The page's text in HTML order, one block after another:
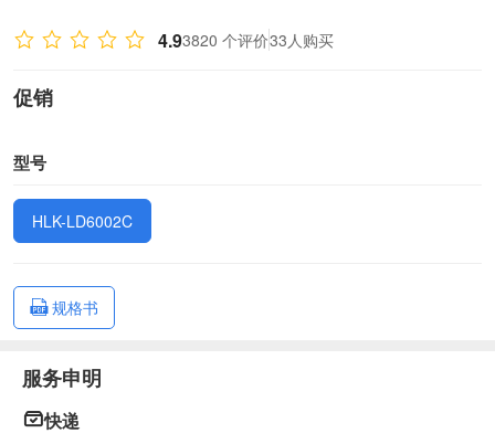
4.93820 个评价33人购买
促销
型号
HLK-LD6002C
规格书
服务申明
快递